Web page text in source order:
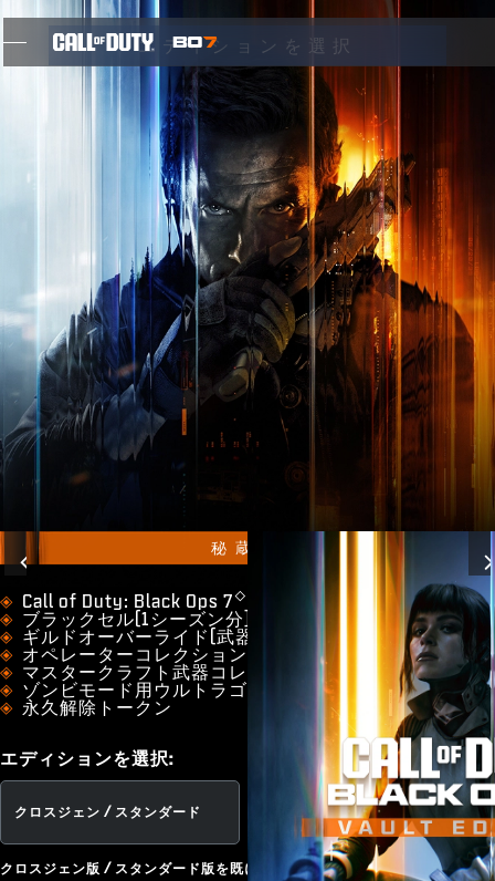
SKIP TO MAIN CONTENT
シーズン05
最新情報にサインアップ
ゲーム
ニュース
STORE
サポート
XBOX GAME PASS
エディションを選択
Previous
秘蔵版
​Call of Duty: Black Ops 7◇
ブラックセル(1シーズン分)*
ギルドオーバーライド(武器迷彩)
オペレーターコレクション
マスタークラフト武器コレクション
ゾンビモード用ウルトラゴブルガムパック
永久解除トークン
エディションを選択:
クロスジェン / スタンダード 秘蔵版
クロスジェン版 / スタンダード版を既にお持ちの方、またはGame Passにご